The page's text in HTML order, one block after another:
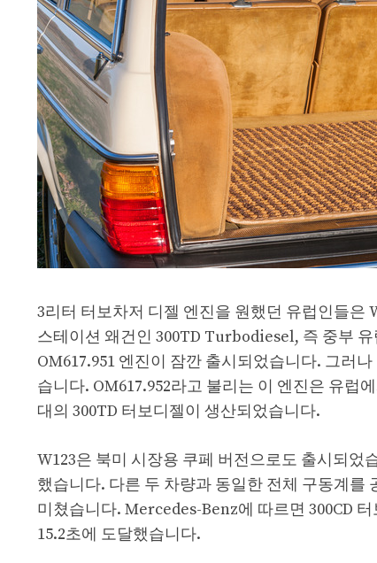
3리터 터보차저 디젤 엔진을 원했던 유럽인들은
스테이션 왜건인 300TD Turbodiesel, 즉 중부
OM617.951 엔진이 잠깐 출시되었습니다. 그러
습니다. OM617.952라고 불리는 이 엔진은 유럽
대의 300TD 터보디젤이 생산되었습니다.
W123은 북미 시장용 쿠페 버전으로도 출시되었
했습니다. 다른 두 차량과 동일한 전체 구동계를
미쳤습니다. Mercedes-Benz에 따르면 300CD
15.2초에 도달했습니다.